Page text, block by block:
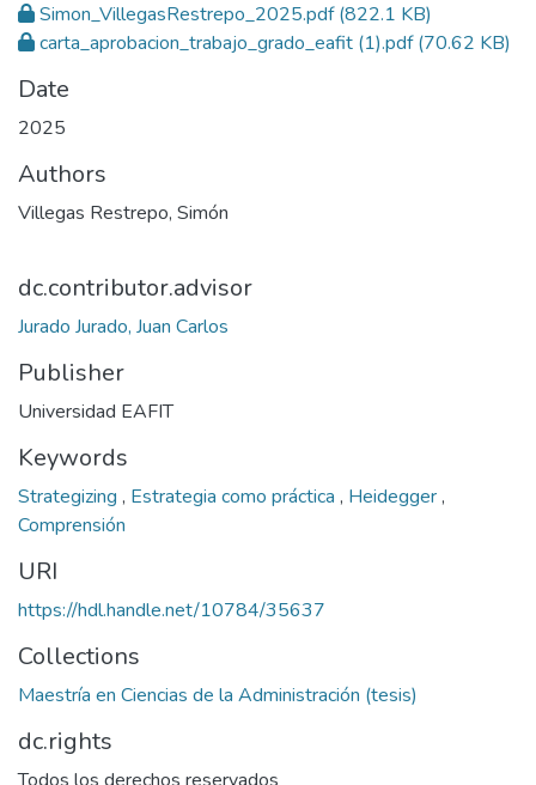
Simon_VillegasRestrepo_2025.pdf(822.1 KB)
carta_aprobacion_trabajo_grado_eafit (1).pdf(70.62 KB)
Date
2025
Authors
Villegas Restrepo, Simón
dc.contributor.advisor
Jurado Jurado, Juan Carlos
Publisher
Universidad EAFIT
Keywords
Strategizing , Estrategia como práctica , Heidegger,
Comprensión
URI
https://hdl.handle.net/10784/35637
Collections
Maestría en Ciencias de la Administración (tesis)
dc.rights